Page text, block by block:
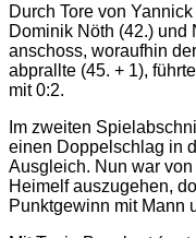
Durch Tore von
Dominik Nöth (42.) und
anschoss, woraufhin
abprallte (45. + 1),
mit 0:2.
Im zweiten
einen Doppelschlag in
Ausgleich. Nun war
Heimelf auszugehen,
Punktgewinn mit Mann